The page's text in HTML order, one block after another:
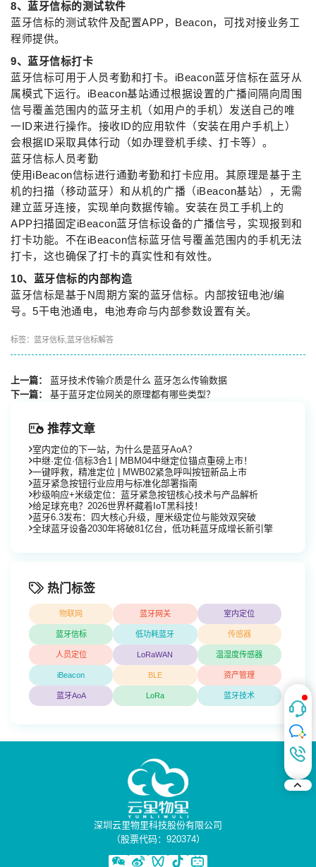
8、蓝牙信标的测试软件
蓝牙信标的测试软件及配置APP，Beacon，可找对接业务工
程师提供。
9、蓝牙信标打卡
蓝牙信标可用于人员考勤和打卡。iBeacon蓝牙信标在蓝牙从
属模式下运行。iBeacon基站通过根据设置的广播间隔向周围
信号覆盖范围内的蓝牙主机（如用户的手机）发送自己的唯
一ID来进行操作。接收ID的应用软件（安装在用户手机上）
会根据ID采取具体行动（如办理登机手续、打卡等）。
蓝牙信标人员考勤
使用iBeacon信标进行通勤考勤和打卡应用。其原理是基于主
机的扫描（移动蓝牙）和从机的广播（iBeacon基站），无需
建立蓝牙连接，实现单向数据传输。安装在员工手机上的
APP扫描固定iBeacon蓝牙信标设备的广播信号，实现报到和
打卡功能。不在iBeacon信标蓝牙信号覆盖范围内的手机无法
打卡，这也确保了打卡的真实性和有效性。
10、蓝牙信标的内部构造
蓝牙信标是基于N周期方案的蓝牙信标。内部按钮电池/编
号。5干电池通电，电池寿命与内部参数设置有关。
标签： 蓝牙信标 蓝牙信标解答
上一篇：
蓝牙技术传输介质是什么 蓝牙怎么传输数据
下一篇：
基于蓝牙定位网关的原理都有哪些类型？
推荐文章
室内定位的下一站，为什么是蓝牙AoA？
中继·定位·信标3合1 | MBM04中继定位锚点重磅上市！
一键呼救，精准定位 | MWB02紧急呼叫按钮新品上市
蓝牙紧急按钮行业应用与标准化部署指南
秒级响应+米级定位：蓝牙紧急按钮核心技术与产品解析
给足球充电？2026世界杯藏着IoT黑科技！
蓝牙6.3发布：四大核心升级，厘米级定位与能效双突破
全球蓝牙设备2030年将破81亿台，低功耗蓝牙成增长新引擎
热门标签
物联网 蓝牙网关 室内定位
蓝牙信标 低功耗蓝牙 传感器
人员定位 LoRaWAN 温湿度传感器
iBeacon BLE 资产管理
蓝牙AoA LoRa 蓝牙技术
深圳云里物里科技股份有限公司
（股票代码：920374）